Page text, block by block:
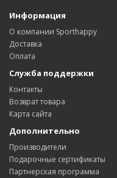
Информация
О компании Sporthappy
Доставка
Оплата
Служба поддержки
Контакты
Возврат товара
Карта сайта
Дополнительно
Производители
Подарочные сертификаты
Партнерская программа